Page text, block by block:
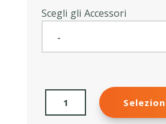
Scegli gli Accessori